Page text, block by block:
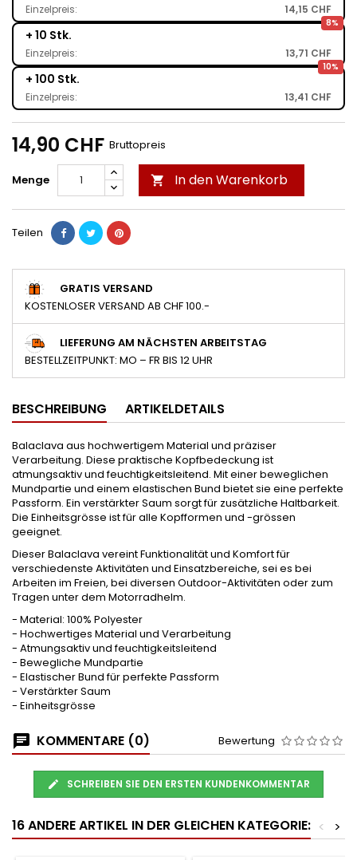
Einzelpreis: 14,15 CHF
8%
+ 10 Stk.
Einzelpreis: 13,71 CHF
10%
+ 100 Stk.
Einzelpreis: 13,41 CHF
14,90 CHF Bruttopreis
Menge  In den Warenkorb
Teilen
GRATIS VERSAND
KOSTENLOSER VERSAND AB CHF 100.-
LIEFERUNG AM NÄCHSTEN ARBEITSTAG
BESTELLZEITPUNKT: MO – FR BIS 12 UHR
BESCHREIBUNG ARTIKELDETAILS
Balaclava aus hochwertigem Material und präziser
Verarbeitung. Diese praktische Kopfbedeckung ist
atmungsaktiv und feuchtigkeitsleitend. Mit einer beweglichen
Mundpartie und einem elastischen Bund bietet sie eine perfekte
Passform. Ein verstärkter Saum sorgt für zusätzliche Haltbarkeit.
Die Einheitsgrösse ist für alle Kopfformen und -grössen
geeignet.
Dieser Balaclava vereint Funktionalität und Komfort für
verschiedenste Aktivitäten und Einsatzbereiche, sei es bei
Arbeiten im Freien, bei diversen Outdoor-Aktivitäten oder zum
Tragen unter dem Motorradhelm.
- Material: 100% Polyester
- Hochwertiges Material und Verarbeitung
- Atmungsaktiv und feuchtigkeitsleitend
- Bewegliche Mundpartie
- Elastischer Bund für perfekte Passform
- Verstärkter Saum
- Einheitsgrösse
KOMMENTARE (0) Bewertung
SCHREIBEN SIE DEN ERSTEN KUNDENKOMMENTAR
16 ANDERE ARTIKEL IN DER GLEICHEN KATEGORIE: >
<